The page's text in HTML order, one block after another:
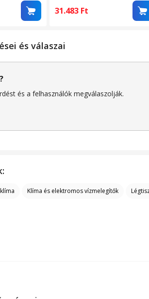
üzemmód,
antibakteriális,
órás időzítő, hordozható,
31.483 Ft
és válaszai
és a felhasználók megválaszolják.
Klíma és elektromos vízmelegítők